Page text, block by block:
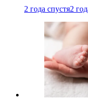
2 года спустя2